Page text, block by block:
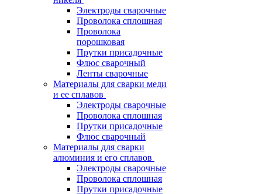
Электроды сварочные
Проволока сплошная
Проволока
порошковая
Прутки присадочные
Флюс сварочный
Ленты сварочные
Материалы для сварки меди
и ее сплавов
Электроды сварочные
Проволока сплошная
Прутки присадочные
Флюс сварочный
Материалы для сварки
алюминия и его сплавов
Электроды сварочные
Проволока сплошная
Прутки присадочные